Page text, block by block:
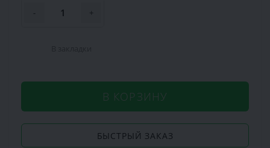
- +
В КОРЗИНУ
БЫСТРЫЙ ЗАКАЗ